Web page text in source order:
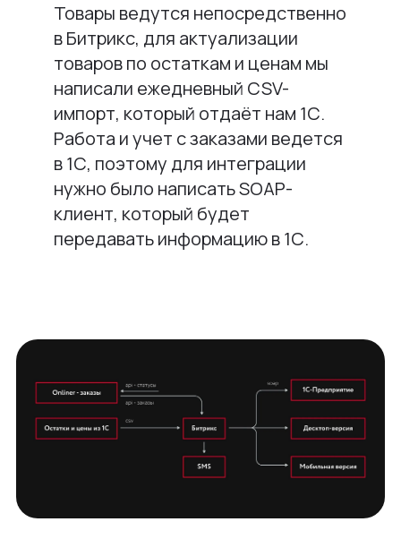
Товары ведутся непосредственно
в Битрикс, для актуализации
товаров по остаткам и ценам мы
написали ежедневный CSV-
импорт, который отдаёт нам 1С.
Работа и учет с заказами ведется
в 1С, поэтому для интеграции
нужно было написать SOAP-
клиент, который будет
передавать информацию в 1С.